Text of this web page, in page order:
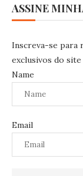
ASSINE
Inscreva-se para
exclusivos do
Name
Email